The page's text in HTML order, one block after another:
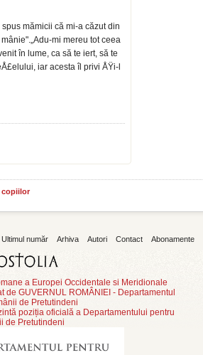
mămicii că mi-a căzut din
mi mereu tot ceea
în lume, ca să te iert, să te
iar acesta îl privi ÅŸi-l
copiilor
Ultimul număr Arhiva Autori Contact Abonamente
a Europei Occidentale si Meridionale
de GUVERNUL ROMÂNIEI - Departamentul
de Pretutindeni
poziția oficială a Departamentului pentru
de Pretutindeni